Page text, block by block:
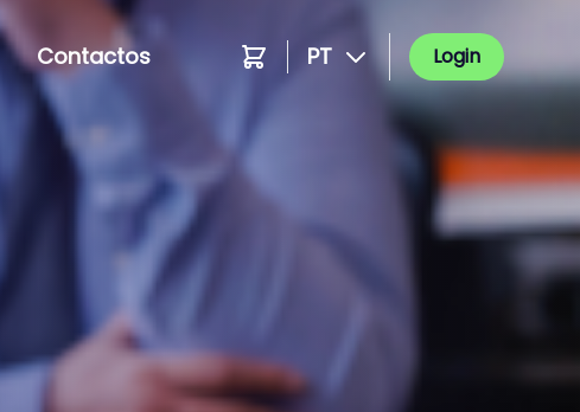
Contactos PT Login